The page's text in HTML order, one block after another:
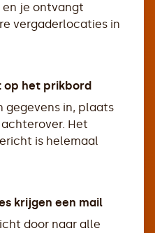
je ontvangt
vergaderlocaties in
op het prikbord
gegevens in, plaats
Het
is helemaal
krijgen een mail
door naar alle